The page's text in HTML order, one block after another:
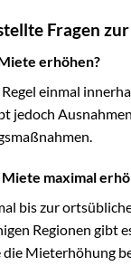
Fragen
erhöhen?
einmal
jedoch
maximal
bis zur
Regionen gibt
die Mieterhöhung